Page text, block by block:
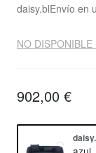
daisy.blEnvío en
NO
902,00 €